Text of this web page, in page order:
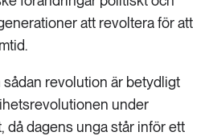
att revoltera för att
sådan revolution är betydligt
under
då dagens unga står inför ett